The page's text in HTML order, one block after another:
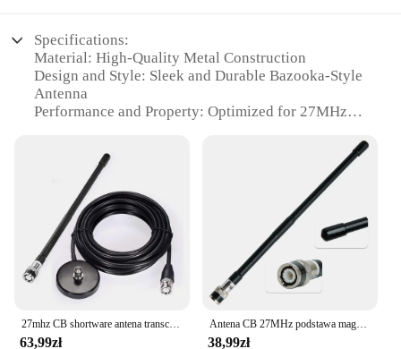
Specifications:
Material: High-Quality Metal Construction
Design and Style: Sleek and Durable Bazooka-Style
Antenna
Performance and Property: Optimized for 27MHz
Hardware for Easy Installation
Usage and Purpose: Ideal for Walkie Talkie
Communication
Typical Adaptive Scenario: Outdoor Activities,
Emergency Response, and Security
Features:
|Vendors|
**Enhanced Communication and Reliability**
The antena bazowa 27mhz is a crucial component
27mhz CB shortware antena transceiver antena samochodowa z główną przyssawką BNC podstawa 3M RG58 podajnik BNC bagażnik mobilna antena radiowa
63,99zł
Antena CB 27MHz podstawa magnetyczna z miękkim biczem z męskim złączem BNC i PL259 dla Cobra Midland Uniden Maxon President Radio samochodowe
38,99zł